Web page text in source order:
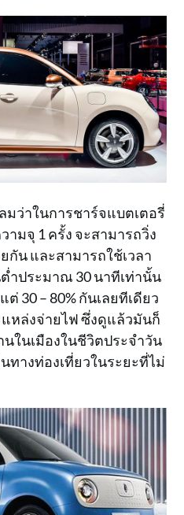
มว่าในการชาร์จแบตเตอรี่
ามจุ 1 ครั้ง จะสามารถวิ่ง
กัน และสามารถใช้เวลา
ำประมาณ 30 นาทีเท่านั้น
30 – 80% กันเลยทีเดียว
หล่งจ่ายไฟ ซึ่งดูแล้วมันก็
ในเมืองในชีวิตประจำวัน
ทางท่องเที่ยวในระยะที่ไม่